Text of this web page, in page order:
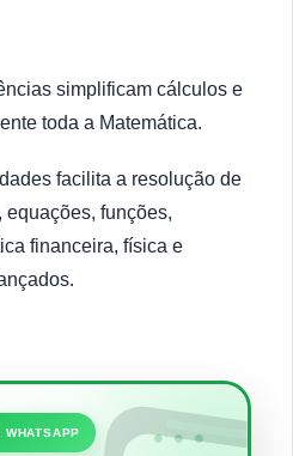
simplificam cálculos e
toda a Matemática.
facilita a resolução de
funções,
financeira, física e
•••
WHATSAPP